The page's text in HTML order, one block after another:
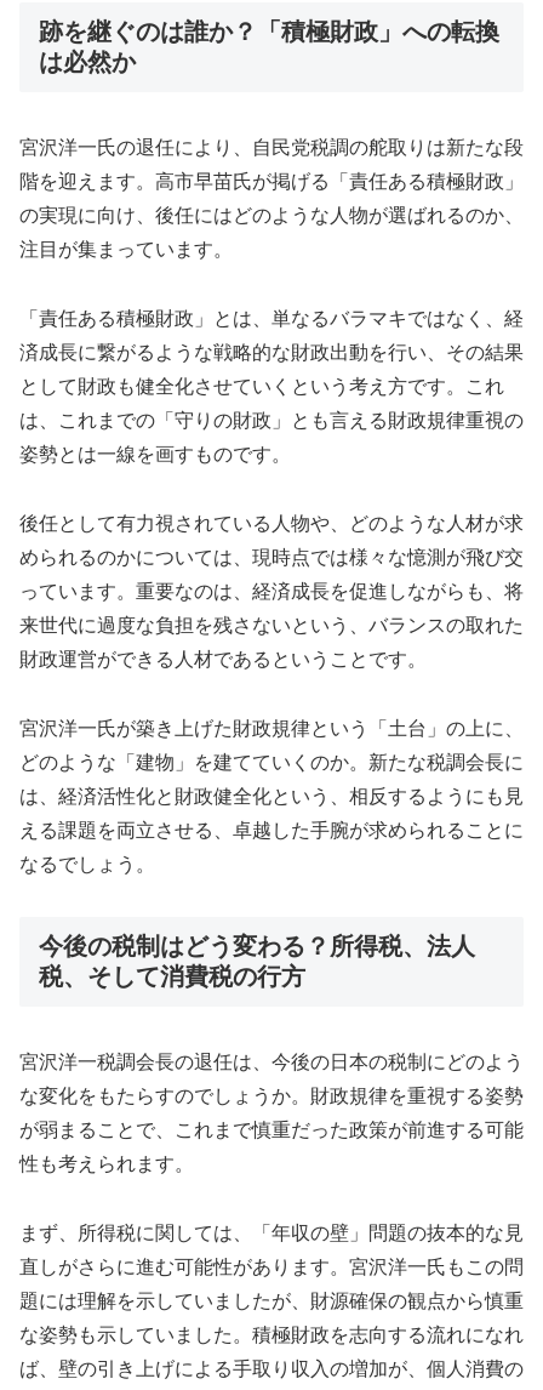
跡を継ぐのは誰か？「積極財政」への転換
は必然か
宮沢洋一氏の退任により、自民党税調の舵取りは新たな段
階を迎えます。高市早苗氏が掲げる「責任ある積極財政」
の実現に向け、後任にはどのような人物が選ばれるのか、
注目が集まっています。
「責任ある積極財政」とは、単なるバラマキではなく、経
済成長に繋がるような戦略的な財政出動を行い、その結果
として財政も健全化させていくという考え方です。これ
は、これまでの「守りの財政」とも言える財政規律重視の
姿勢とは一線を画すものです。
後任として有力視されている人物や、どのような人材が求
められるのかについては、現時点では様々な憶測が飛び交
っています。重要なのは、経済成長を促進しながらも、将
来世代に過度な負担を残さないという、バランスの取れた
財政運営ができる人材であるということです。
宮沢洋一氏が築き上げた財政規律という「土台」の上に、
どのような「建物」を建てていくのか。新たな税調会長に
は、経済活性化と財政健全化という、相反するようにも見
える課題を両立させる、卓越した手腕が求められることに
なるでしょう。
今後の税制はどう変わる？所得税、法人
税、そして消費税の行方
宮沢洋一税調会長の退任は、今後の日本の税制にどのよう
な変化をもたらすのでしょうか。財政規律を重視する姿勢
が弱まることで、これまで慎重だった政策が前進する可能
性も考えられます。
まず、所得税に関しては、「年収の壁」問題の抜本的な見
直しがさらに進む可能性があります。宮沢洋一氏もこの問
題には理解を示していましたが、財源確保の観点から慎重
な姿勢も示していました。積極財政を志向する流れになれ
ば、壁の引き上げによる手取り収入の増加が、個人消費の